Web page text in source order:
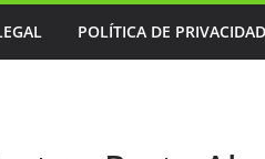
POLÍTICA DE